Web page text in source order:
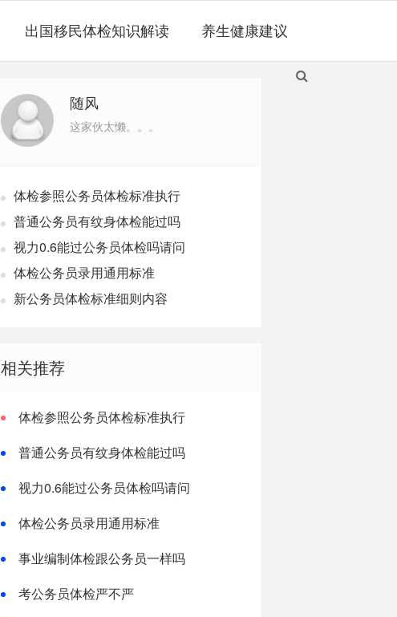
出国移民体检知识解读 养生健康建议
随风
这家伙太懒。。。
体检参照公务员体检标准执行
普通公务员有纹身体检能过吗
视力0.6能过公务员体检吗请问
体检公务员录用通用标准
新公务员体检标准细则内容
相关推荐
体检参照公务员体检标准执行
普通公务员有纹身体检能过吗
视力0.6能过公务员体检吗请问
体检公务员录用通用标准
事业编制体检跟公务员一样吗
考公务员体检严不严